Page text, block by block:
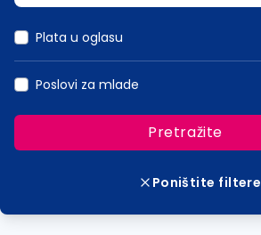
Plata u oglasu
Poslovi za mlade
Pretražite
Poništite filtere